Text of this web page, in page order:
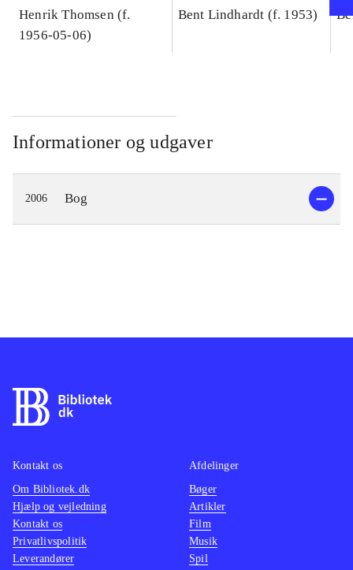
Lærervejledning
Henrik Thomsen (f.
1956-05-06)
Træningshæfte
Bent Lindhardt (f. 1953)
Informationer og udgaver
2006 Bog
Kontakt os
Om Bibliotek.dk
Hjælp og vejledning
Kontakt os
Privatlivspolitik
Leverandører
Afdelinger
Bøger
Artikler
Film
Musik
Spil